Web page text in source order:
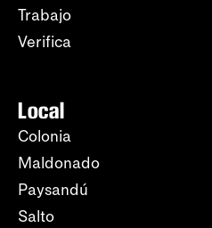
Trabajo
Verifica
Local
Colonia
Maldonado
Paysandú
Salto